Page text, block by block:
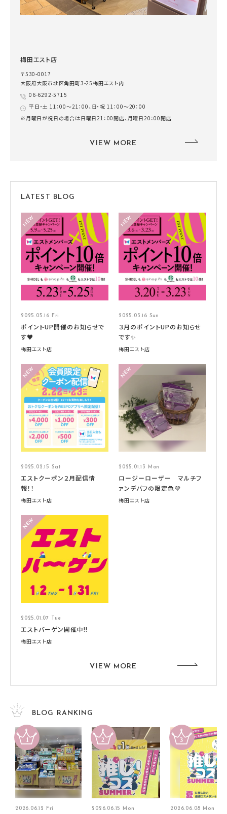
梅田エスト店
〒530-0017
大阪府大阪市北区角田町3-25梅田エスト内
06-6292-5715
平日・土 11：00～21：00、日・祝 11：00～20：00
※月曜日が祝日の場合は日曜日21：00閉店、月曜日20：00閉店
VIEW MORE
LATEST BLOG
2025.05.16 Fri
ポイントUP開催のお知らせで
す♥
梅田エスト店
2025.03.16 Sun
３月のポイントUPのお知らせ
です✨
梅田エスト店
2025.02.15 Sat
エストクーポン２月配信情
報！！
梅田エスト店
2025.01.13 Mon
ロージーローザー マルチフ
ァンデパフの限定色💜
梅田エスト店
2025.01.07 Tue
エストバーゲン開催中!!
梅田エスト店
VIEW MORE
BLOG RANKING
2026.06.12 Fri 2026.06.15 Mon 2026.06.08 Mon